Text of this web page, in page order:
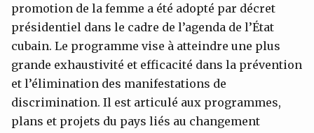
promotion de la femme a été adopté par décret
présidentiel dans le cadre de l’agenda de l’État
cubain. Le programme vise à atteindre une plus
grande exhaustivité et efficacité dans la prévention
et l’élimination des manifestations de
discrimination. Il est articulé aux programmes,
plans et projets du pays liés au changement